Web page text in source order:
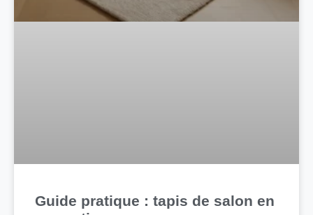
Guide pratique : tapis de salon en